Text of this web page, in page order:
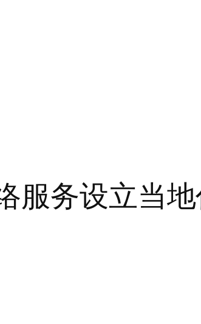
服务设立当